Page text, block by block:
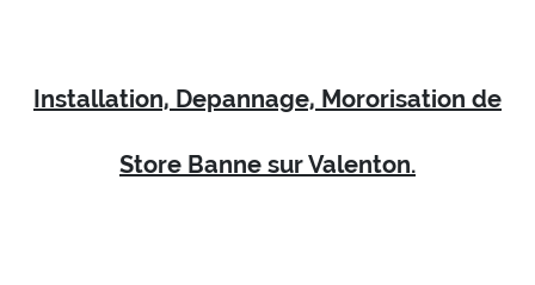
Installation, Depannage, Mororisation de
Store Banne sur Valenton.